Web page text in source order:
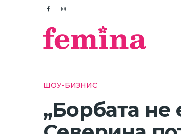
ШОУ-БИЗНИС
„Борбата